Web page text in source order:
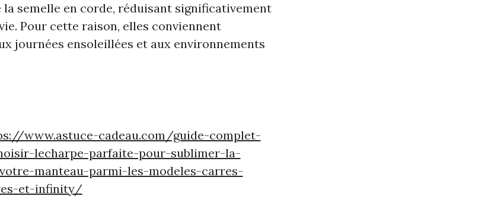
semelle en corde, réduisant significativement
Pour cette raison, elles conviennent
journées ensoleillées et aux environnements
www.astuce-cadeau.com/guide-complet-
lecharpe-parfaite-pour-sublimer-la-
manteau-parmi-les-modeles-carres-
et-infinity/